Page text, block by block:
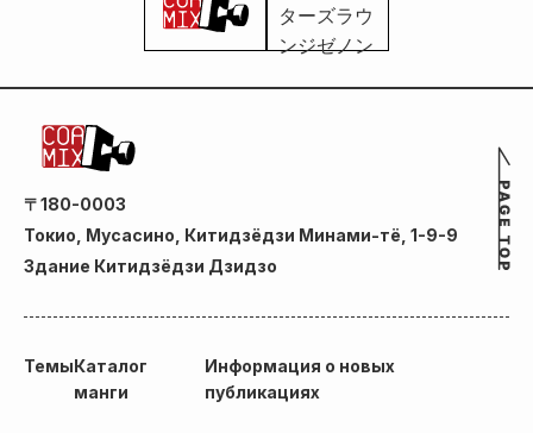
〒180-0003
Токио, Мусасино, Китидзёдзи Минами-тё, 1-9-9
Здание Китидзёдзи Дзидзо
ТемыКаталог
манги
Информация о новых
публикациях